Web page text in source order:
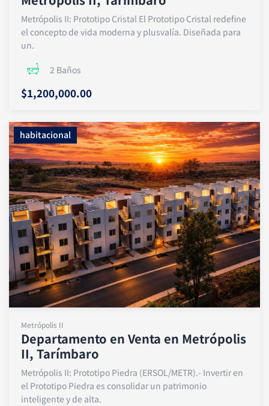
Metrópolis II: Prototipo Cristal El Prototipo Cristal redefine
el concepto de vida moderna y plusvalía. Diseñada para
un.
2 Baños
$1,200,000.00
habitacional
Metrópolis II
Departamento en Venta en Metrópolis
II, Tarímbaro
Metrópolis II: Prototipo Piedra (ERSOL/METR).- Invertir en
el Prototipo Piedra es consolidar un patrimonio
inteligente y de alta.